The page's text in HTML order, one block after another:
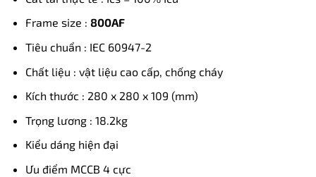
Frame size : 800AF
Tiêu chuẩn : IEC 60947-2
Chất liệu : vật liệu cao cấp, chống cháy
Kích thước : 280 x 280 x 109 (mm)
Trọng lương : 18.2kg
Kiểu dáng hiện đại
Ưu điểm MCCB 4 cực